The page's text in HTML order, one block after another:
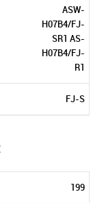
ASW-
H07B4/FJ-
SR1 AS-
H07B4/FJ-
R1
FJ-S
199